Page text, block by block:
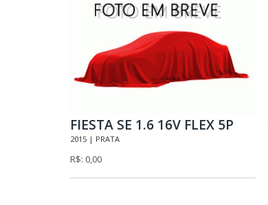
FIESTA SE 1.6 16V FLEX 5P
2015 | PRATA
R$: 0,00